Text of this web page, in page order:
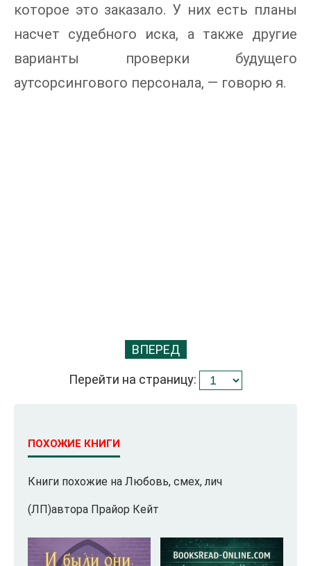
которое это заказало. У них есть планы
насчет судебного иска, а также другие
варианты проверки будущего
аутсорсингового персонала, — говорю я.
ВПЕРЕД
Перейти на страницу:
ПОХОЖИЕ КНИГИ
Книги похожие на Любовь, смех, лич
(ЛП)автора Прайор Кейт